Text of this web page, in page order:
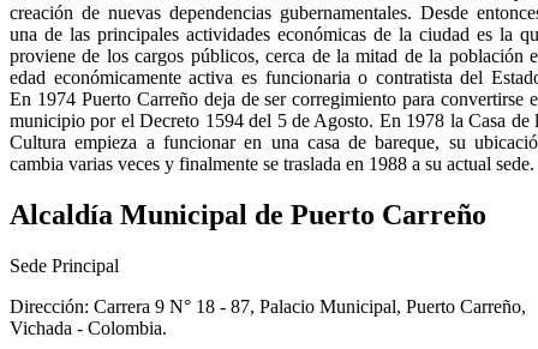
creación de nuevas dependencias gubernamentales. Desde
una de las principales actividades económicas de la ciudad es la
proviene de los cargos públicos, cerca de la mitad de la población
edad económicamente activa es funcionaria o contratista del
En 1974 Puerto Carreño deja de ser corregimiento para convertirse
municipio por el Decreto 1594 del 5 de Agosto. En 1978 la Casa de
Cultura empieza a funcionar en una casa de bareque, su
cambia varias veces y finalmente se traslada en 1988 a su actual sede.
Alcaldía Municipal de Puerto Carreño
Sede Principal
Dirección: Carrera 9 N° 18 - 87, Palacio Municipal, Puerto Carreño,
Vichada - Colombia.